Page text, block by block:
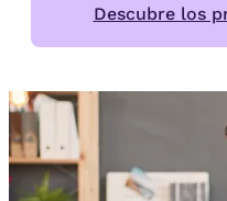
Descubre los